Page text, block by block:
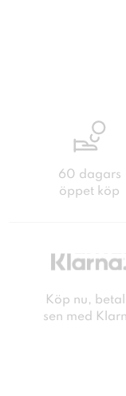
60 dagars
öppet köp
Köp nu,
sen med